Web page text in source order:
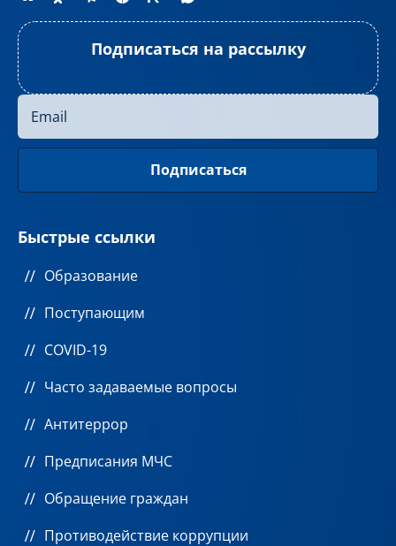
Подписаться на рассылку
Быстрые ссылки
Образование
Поступающим
COVID-19
Часто задаваемые вопросы
Антитеррор
Предписания МЧС
Обращение граждан
Противодействие коррупции